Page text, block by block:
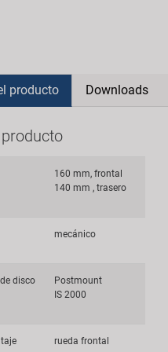
producto Downloads
160 mm, frontal
140 mm , trasero
mecánico
disco
Postmount
IS 2000
rueda frontal